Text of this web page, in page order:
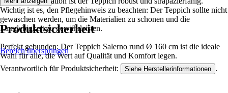
Wichtig ist es, den Pflegehinweis zu beachten: Der Teppich sollte nicht
gewaschen werden, um die Materialien zu schonen und die
Langlebigkeit zu gewährleisten.
Perfekt gebunden: Der Teppich Salerno rund Ø 160 cm ist die ideale
Wahl für alle, die Wert auf Qualität und Komfort legen.
Produktsicherheit
Bereich überspringen
Verantwortlich für Produktsicherheit: Siehe Herstellerinformationen .